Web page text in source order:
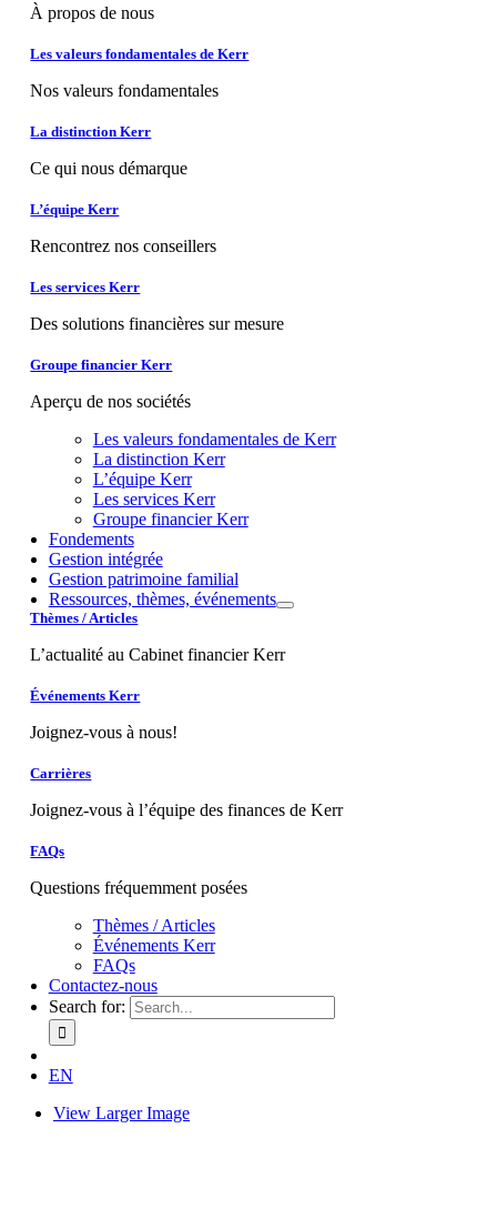
À propos de nous
Les valeurs fondamentales de Kerr
Nos valeurs fondamentales
La distinction Kerr
Ce qui nous démarque
L’équipe Kerr
Rencontrez nos conseillers
Les services Kerr
Des solutions financières sur mesure
Groupe financier Kerr
Aperçu de nos sociétés
Les valeurs fondamentales de Kerr
La distinction Kerr
L’équipe Kerr
Les services Kerr
Groupe financier Kerr
Fondements
Gestion intégrée
Gestion patrimoine familial
Ressources, thèmes, événements
Thèmes / Articles
L’actualité au Cabinet financier Kerr
Événements Kerr
Joignez-vous à nous!
Carrières
Joignez-vous à l’équipe des finances de Kerr
FAQs
Questions fréquemment posées
Thèmes / Articles
Événements Kerr
FAQs
Contactez-nous
Search for:
EN
View Larger Image